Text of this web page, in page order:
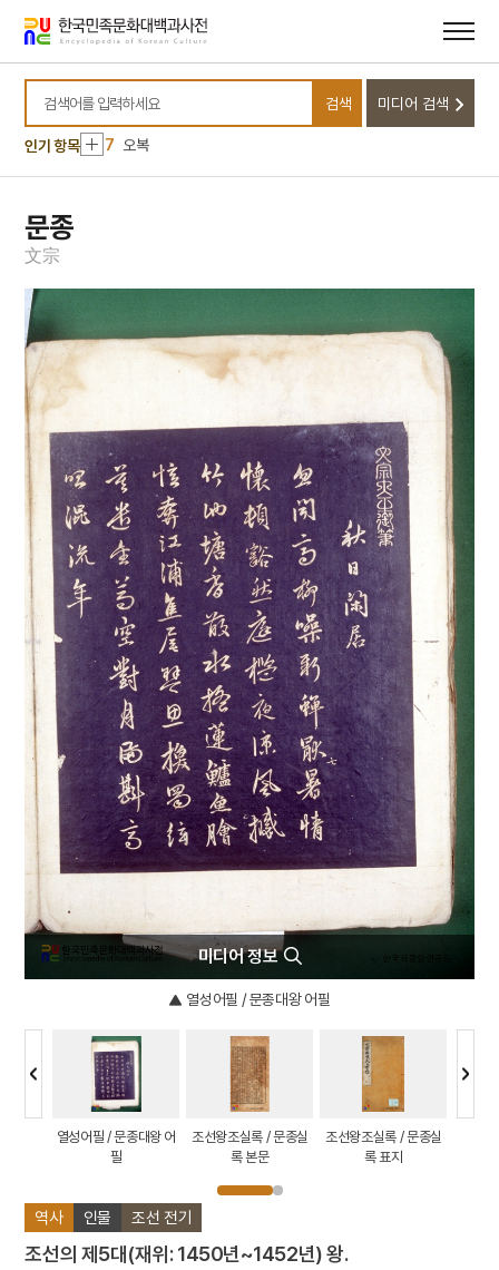
바로가기
바로가기
검색어를 입력하세요
검색 미디어 검색
인기 항목
4 육즙
5 눈물 젖은 두만강
6 북정록
7
오복
8 최명희문학관
3 금성대군
6 북정록
7 오복
8 최명희문학관
9
측우기
10 10·26사태
문종
文宗
역사 인물 조선 전기
조선의 제5대(재위: 1450년~1452년) 왕.
미디어 정보
열성어필 / 문종대왕 어필
열성어필 / 문종대왕 어
필
조선왕조실록 / 문종실
록 본문
조선왕조실록 / 문종실
록 표지